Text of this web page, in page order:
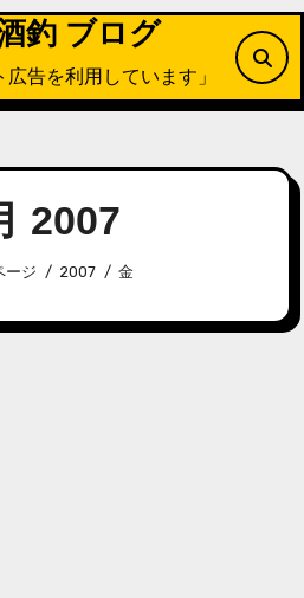
釣 ブログ
広告を利用しています」
2007
ージ 2007 金